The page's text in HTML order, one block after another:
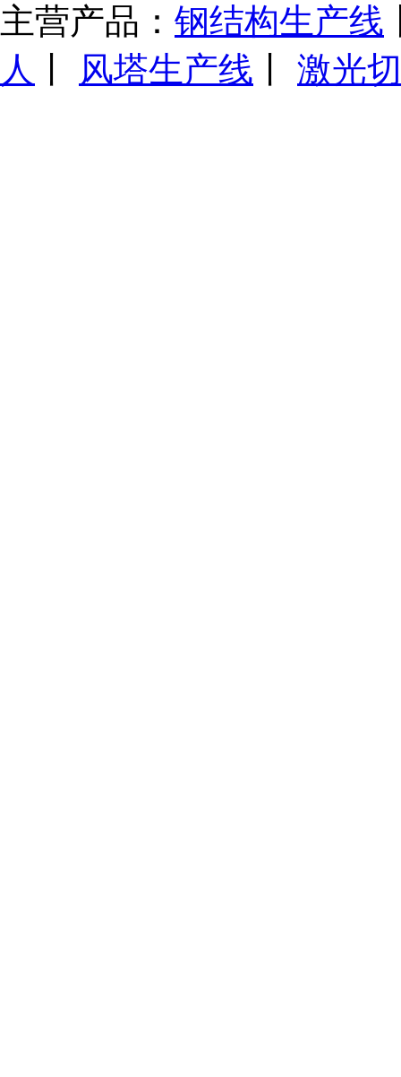
主营产品： 钢结构生产线
人
风塔生产线 激光